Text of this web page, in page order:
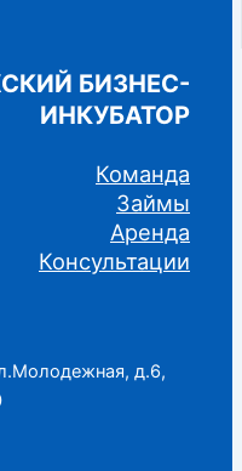
БИЗНЕС-
ИНКУБАТОР
Команда
Займы
Аренда
Консультации
д.6,